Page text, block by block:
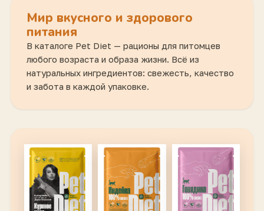
Мир вкусного и здорового
питания
В каталоге Pet Diet — рационы для питомцев
любого возраста и образа жизни. Всё из
натуральных ингредиентов: свежесть, качество
и забота в каждой упаковке.